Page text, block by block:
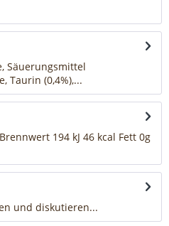
Säuerungsmittel
Taurin (0,4%),...
194 kJ 46 kcal Fett 0g
und diskutieren...